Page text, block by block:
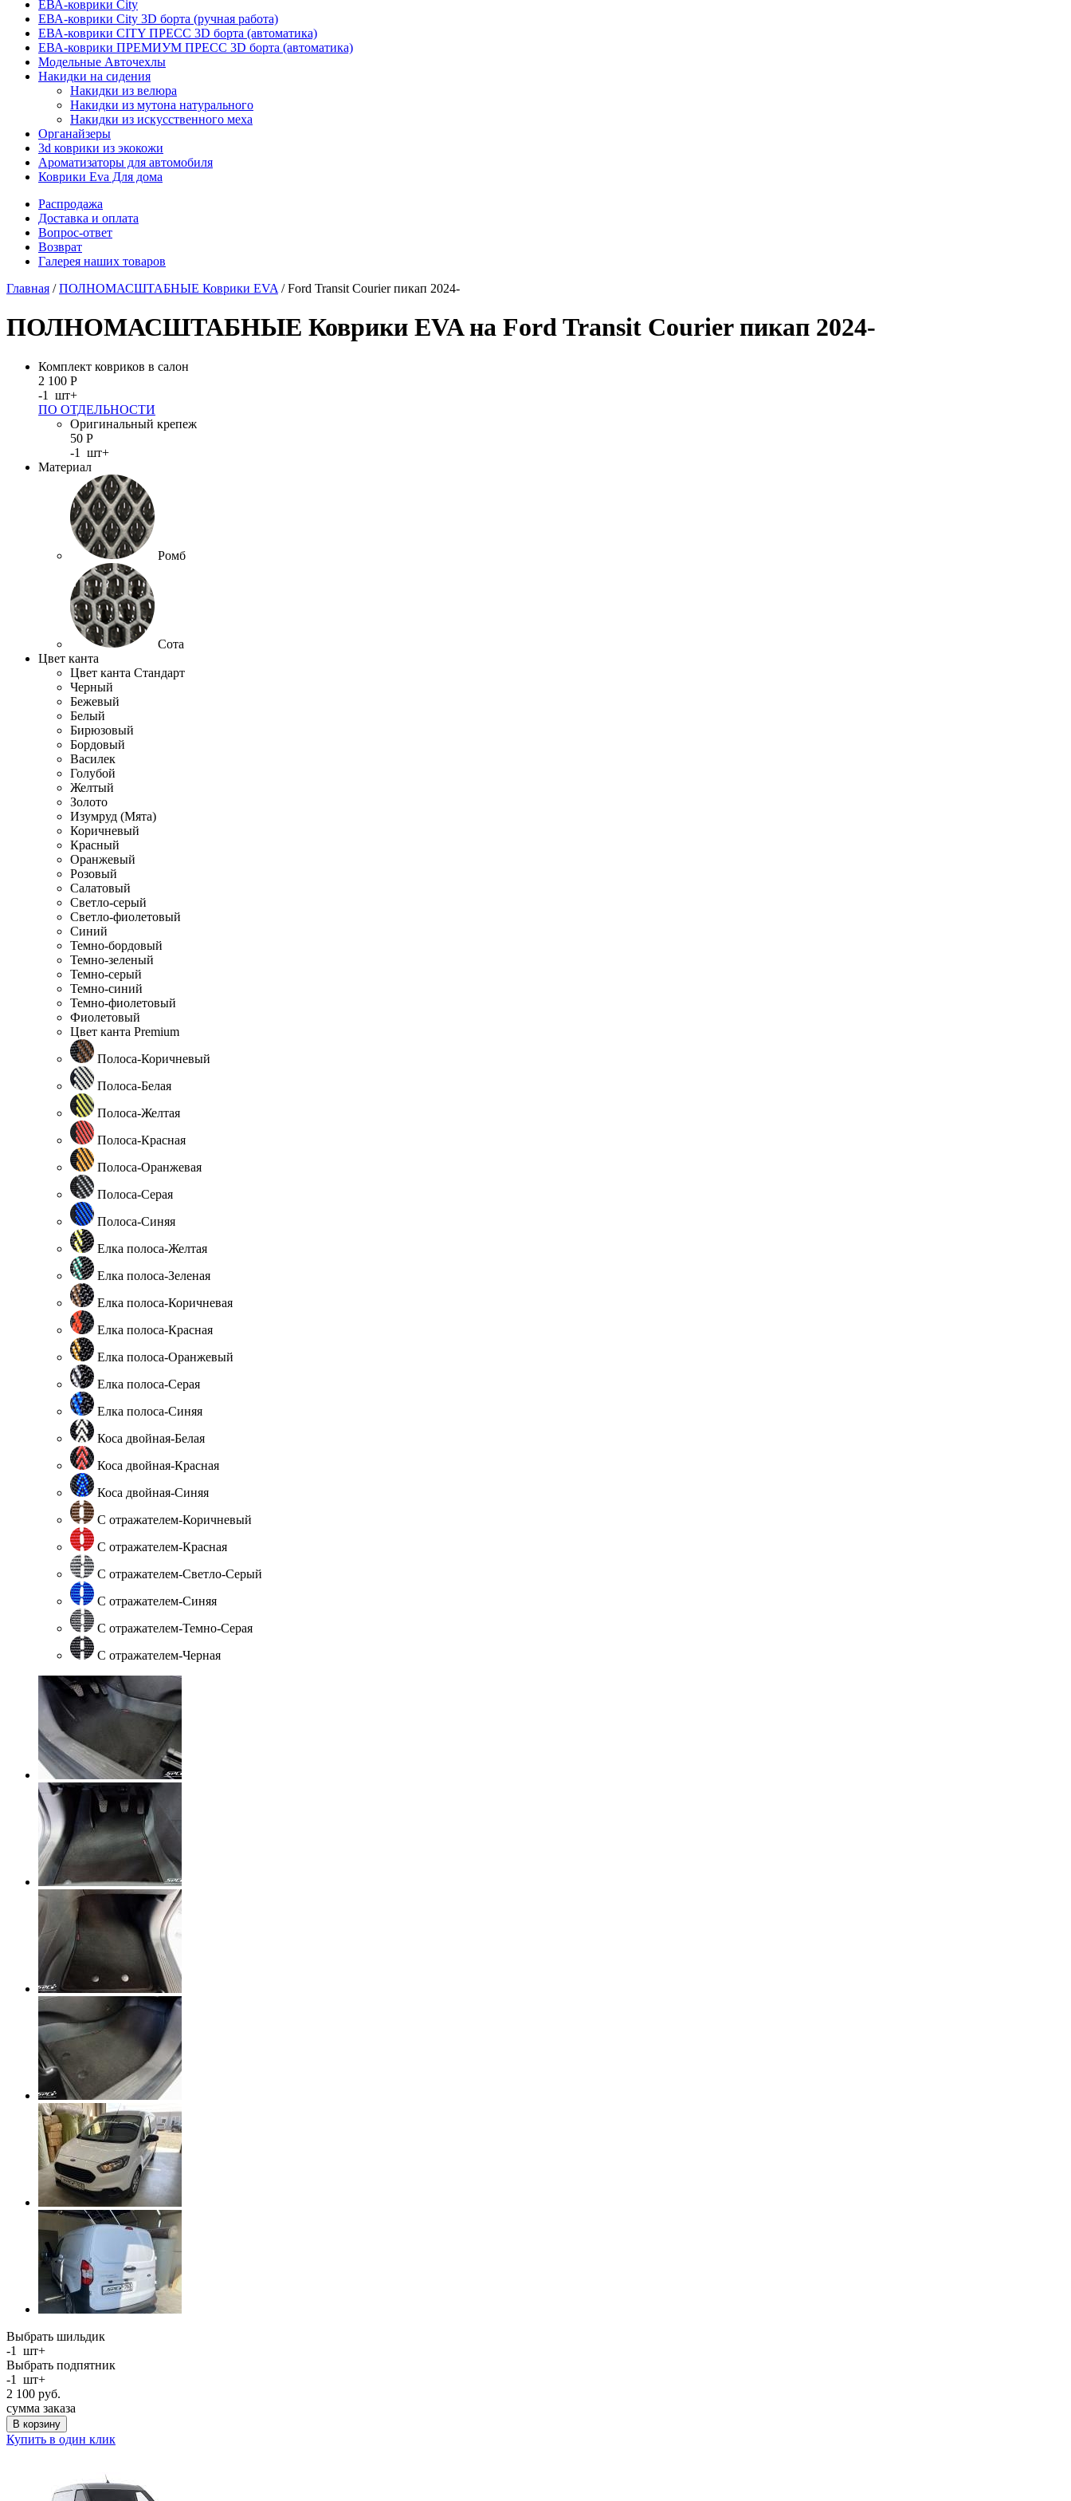
ЕВА-коврики City
ЕВА-коврики City 3D борта (ручная работа)
ЕВА-коврики CITY ПРЕСС 3D борта (автоматика)
ЕВА-коврики ПРЕМИУМ ПРЕСС 3D борта (автоматика)
Модельные Авточехлы
Накидки на сидения
Накидки из велюра
Накидки из мутона натурального
Накидки из искусственного меха
Органайзеры
3d коврики из экокожи
Ароматизаторы для автомобиля
Коврики Eva Для дома
Распродажа
Доставка и оплата
Вопрос-ответ
Возврат
Галерея наших товаров
Главная /ПОЛНОМАСШТАБНЫЕ Коврики EVA / Ford Transit Courier пикап 2024-
ПОЛНОМАСШТАБНЫЕ Коврики EVA на Ford Transit Courier пикап 2024-
Комплект ковриков в салон
2 100 Р
-1 шт+
ПО ОТДЕЛЬНОСТИ
Оригинальный крепеж
50 Р
-1 шт+
Материал
Ромб
Сота
Цвет канта
Цвет канта Стандарт
Черный
Бежевый
Белый
Бирюзовый
Бордовый
Василек
Голубой
Желтый
Золото
Изумруд (Мята)
Коричневый
Красный
Оранжевый
Розовый
Салатовый
Светло-серый
Светло-фиолетовый
Синий
Темно-бордовый
Темно-зеленый
Темно-серый
Темно-синий
Темно-фиолетовый
Фиолетовый
Цвет канта Premium
Полоса-Коричневый
Полоса-Белая
Полоса-Желтая
Полоса-Красная
Полоса-Оранжевая
Полоса-Серая
Полоса-Синяя
Елка полоса-Желтая
Елка полоса-Зеленая
Елка полоса-Коричневая
Елка полоса-Красная
Елка полоса-Оранжевый
Елка полоса-Серая
Елка полоса-Синяя
Коса двойная-Белая
Коса двойная-Красная
Коса двойная-Синяя
С отражателем-Коричневый
С отражателем-Красная
С отражателем-Светло-Серый
С отражателем-Синяя
С отражателем-Темно-Серая
С отражателем-Черная
Выбрать шильдик
-1 шт+
Выбрать подпятник
-1 шт+
2 100 руб.
сумма заказа
В корзину
Купить в один клик